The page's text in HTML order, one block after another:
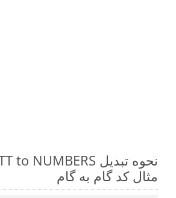
مثال کد گام به گام